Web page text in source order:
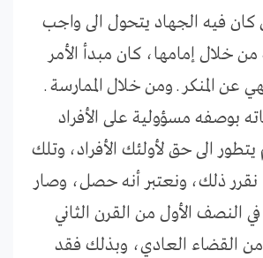
كان فيه الجهاد يتحول الى واجب
خلال إمامها، كان مبدأ الأمر
عن المنكر ـ ومن خلال الممارسة ـ
بوصفه مسؤولية على الأفراد
الى حق لأولئك الأفراد، وتلك
نقرر ذلك، ونعتبر أنه حصل، وصار
النصف الأول من القرن الثاني
القضاء العادي، وبذلك فقد